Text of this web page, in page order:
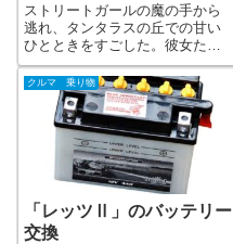
ストリートガールの魔の手から
逃れ、タンタラスの丘での甘い
ひとときをすごした。彼女たち
は先に日本に帰ってしまったけ
ど思い出を残してくれた。レン
タカーのトーラスワゴンを返却
し、つぎは「マスタング」 オ
ープンで電動でトップが開くキ
モチいいクルマ
クルマ 乗り物
「レッツⅡ」のバッテリー
交換